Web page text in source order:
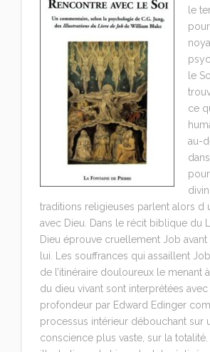
le
le
ce
au-
traditions religieuses parlent alors d
avec Dieu. Dans le récit biblique du
Dieu éprouve cruellement Job avant
lui. Les souffrances qui assaillent
de l’itinéraire douloureux le menant
du dieu vivant sont interprétées
profondeur par Edward Edinger
processus intérieur débouchant sur
conscience plus vaste, sur la